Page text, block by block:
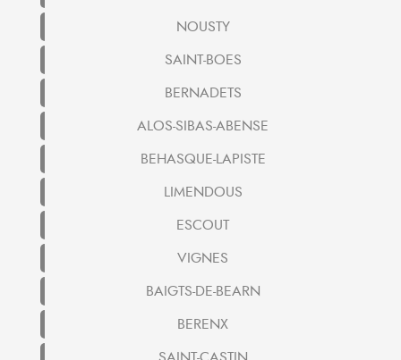
NOUSTY
SAINT-BOES
BERNADETS
ALOS-SIBAS-ABENSE
BEHASQUE-LAPISTE
LIMENDOUS
ESCOUT
VIGNES
BAIGTS-DE-BEARN
BERENX